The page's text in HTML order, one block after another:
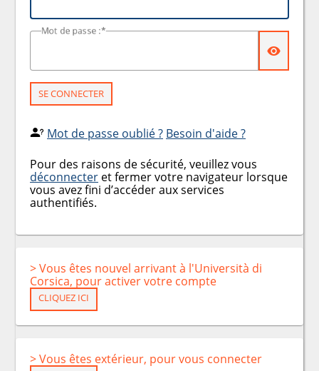
Mot de passe :
SE CONNECTER
Mot de passe oublié ? Besoin d'aide ?
Pour des raisons de sécurité, veuillez vous
déconnecter et fermer votre navigateur lorsque
vous avez fini d’accéder aux services
authentifiés.
> Vous êtes nouvel arrivant à l'Università di
Corsica, pour activer votre compte
CLIQUEZ ICI
> Vous êtes extérieur, pour vous connecter